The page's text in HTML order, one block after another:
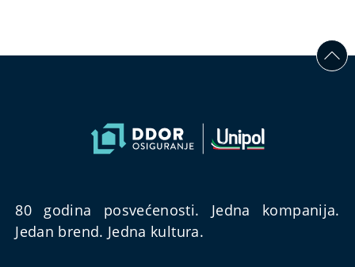
80 godina posvećenosti. Jedna kompanija.
Jedan brend. Jedna kultura.